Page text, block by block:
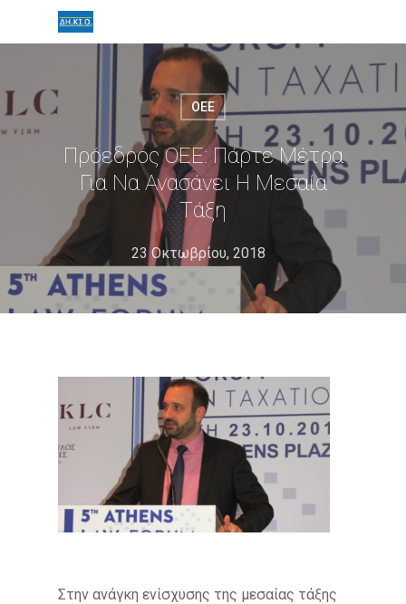
ΟΕΕ
Πρόεδρος ΟΕΕ: Πάρτε Μέτρα
Για Να Ανασάνει Η Μεσαία
Τάξη
23 Οκτωβρίου, 2018
Στην ανάγκη ενίσχυσης της μεσαίας τάξης